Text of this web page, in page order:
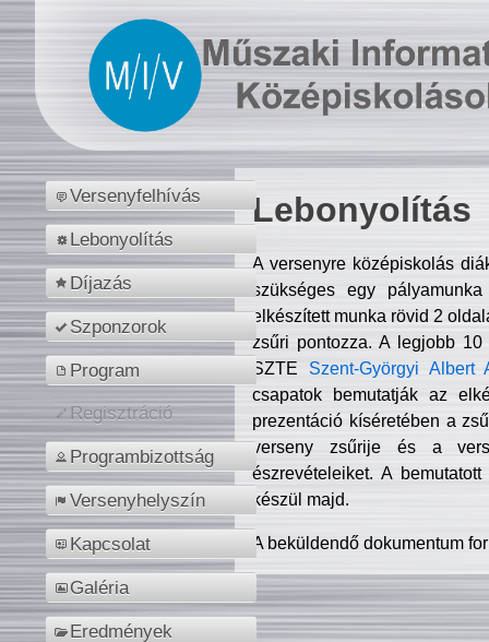
Versenyfelhívás
Lebonyolítás
Díjazás
Szponzorok
Program
Regisztráció
Programbizottság
Versenyhelyszín
Kapcsolat
Galéria
Eredmények
Lebonyolítás
A versenyre középiskolás
szükséges egy
elkészített munka rövid 2
zsűri pontozza. A legjobb
SZTE Szent-Györgyi Albert
csapatok bemutatják az
prezentáció kíséretében a
verseny zsűrije és a
észrevételeiket. A
készül majd.
A beküldendő dokumentum